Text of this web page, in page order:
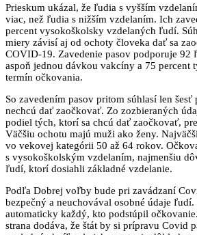
Prieskum ukázal, že ľudia s vyšším
viac, než ľudia s nižším vzdelaním. Ich
percent vysokoškolsky vzdelaných ľudí.
miery závisí aj od ochoty človeka dať sa
COVID-19. Zavedenie pasov podporuje
aspoň jednou dávkou vakcíny a 75 percent
termín očkovania.
So zavedením pasov pritom súhlasí len
nechcú dať zaočkovať. Zo zozbieraných
podiel tých, ktorí sa chcú dať zaočkovať,
Väčšiu ochotu majú muži ako ženy.
vo vekovej kategórii 50 až 64 rokov.
s vysokoškolským vzdelaním, najmenšiu
ľudí, ktorí dosiahli základné vzdelanie.
Podľa Dobrej voľby bude pri zavádzaní
bezpečný a neuchovával osobné údaje
automaticky každý, kto podstúpil
strana dodáva, že štát by si prípravu Covid